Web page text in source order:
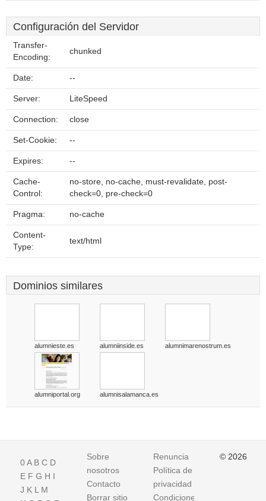
Configuración del Servidor
Transfer-
Encoding:
chunked
Date: --
Server: LiteSpeed
Connection: close
Set-Cookie: --
Expires: --
Cache-
Control:
no-store, no-cache, must-revalidate, post-
check=0, pre-check=0
Pragma: no-cache
Content-
Type:
text/html
Dominios similares
alumnieste.es alumniinside.es alumnimarenostrum.es
alumniportal.org alumnisalamanca.es
0A B C D
E F G H I
J K L M
Sobre
nosotros
Contacto
Borrar sitio
Renuncia
Política de
privacidad
Condiciones
© 2026